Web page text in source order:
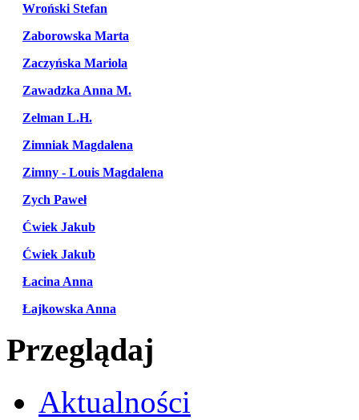
Wroński Stefan
Zaborowska Marta
Zaczyńska Mariola
Zawadzka Anna M.
Zelman L.H.
Zimniak Magdalena
Zimny - Louis Magdalena
Zych Paweł
Ćwiek Jakub
Ćwiek Jakub
Łacina Anna
Łajkowska Anna
Przeglądaj
Aktualności